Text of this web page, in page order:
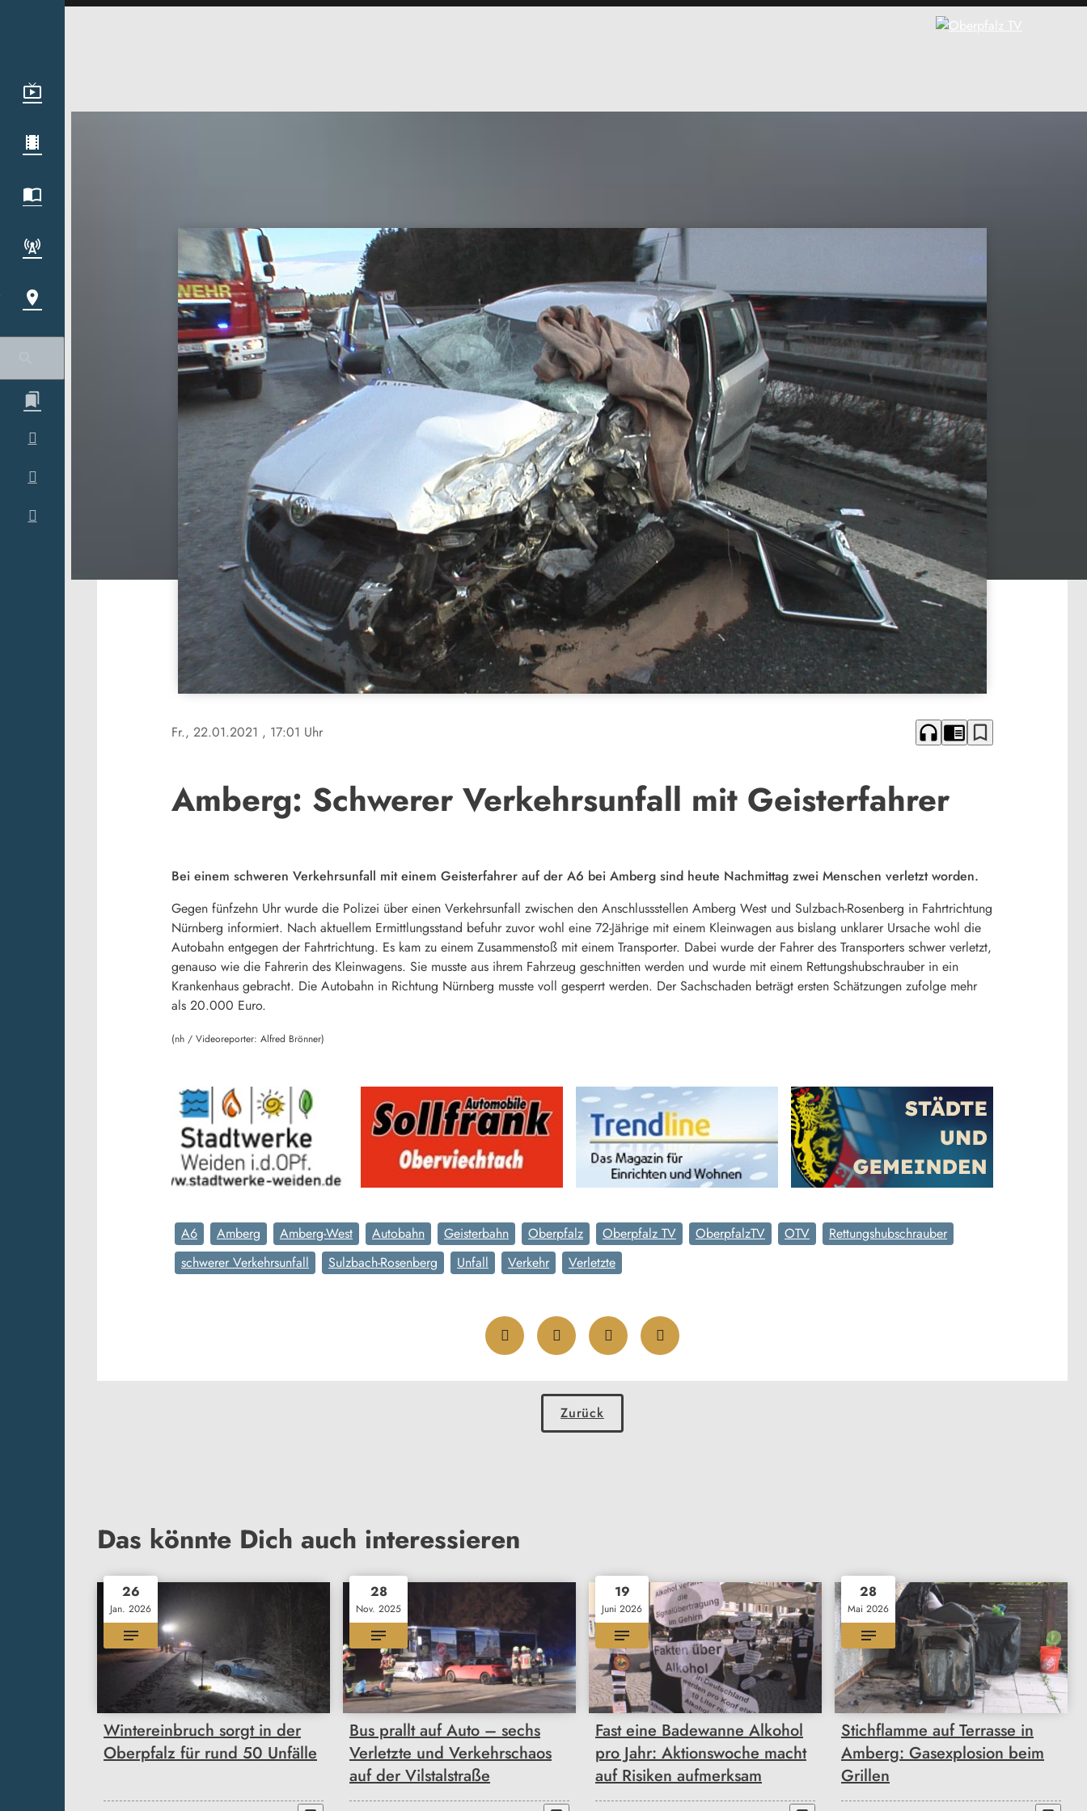
Fr., 22.01.2021 , 17:01 Uhr headphones chrome_reader_mode bookmark_border
Amberg: Schwerer Verkehrsunfall mit Geisterfahrer
Bei einem schweren Verkehrsunfall mit einem Geisterfahrer auf der A6 bei Amberg sind heute Nachmittag zwei Menschen verletzt worden.
Gegen fünfzehn Uhr wurde die Polizei über einen Verkehrsunfall zwischen den Anschlussstellen Amberg West und Sulzbach-Rosenberg in Fahrtrichtung
Nürnberg informiert. Nach aktuellem Ermittlungsstand befuhr zuvor wohl eine 72-Jährige mit einem Kleinwagen aus bislang unklarer Ursache wohl die
Autobahn entgegen der Fahrtrichtung. Es kam zu einem Zusammenstoß mit einem Transporter. Dabei wurde der Fahrer des Transporters schwer verletzt,
genauso wie die Fahrerin des Kleinwagens. Sie musste aus ihrem Fahrzeug geschnitten werden und wurde mit einem Rettungshubschrauber in ein
Krankenhaus gebracht. Die Autobahn in Richtung Nürnberg musste voll gesperrt werden. Der Sachschaden beträgt ersten Schätzungen zufolge mehr
als 20.000 Euro.
(nh / Videoreporter: Alfred Brönner)
A6 Amberg Amberg-West Autobahn Geisterbahn Oberpfalz Oberpfalz TV OberpfalzTV OTV
Rettungshubschrauber
schwerer Verkehrsunfall
Sulzbach-Rosenberg Unfall Verkehr Verletzte
Zurück
Das könnte Dich auch interessieren
26
Jan. 2026
Wintereinbruch sorgt in der
Oberpfalz für rund 50 Unfälle
28
Nov. 2025
Bus prallt auf Auto – sechs
Verletzte und Verkehrschaos
auf der Vilstalstraße
19
Juni 2026
Fast eine Badewanne Alkohol
pro Jahr: Aktionswoche macht
auf Risiken aufmerksam
28
Mai 2026
Stichflamme auf Terrasse in
Amberg: Gasexplosion beim
Grillen